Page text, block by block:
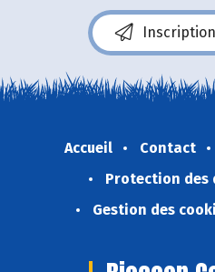
Accueil Contact
Protection des
Gestion des